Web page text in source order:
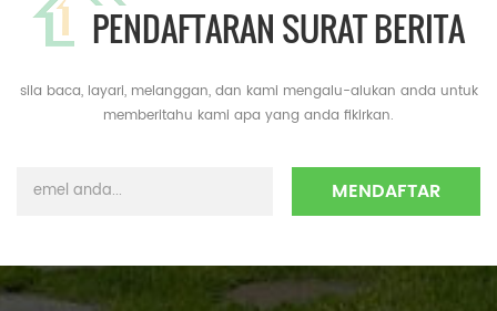
PENDAFTARAN SURAT BERITA
sila baca, layari, melanggan, dan kami mengalu-alukan anda untuk
memberitahu kami apa yang anda fikirkan.